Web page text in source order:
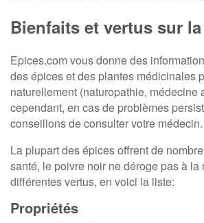
Bienfaits et vertus sur
Epices.com vous donne des
des épices et des plantes médicinales
naturellement (naturopathie, médecine
cependant, en cas de problèmes
conseillons de consulter votre médecin.
La plupart des épices offrent de
santé, le poivre noir ne déroge pas à la
différentes vertus, en voici la liste:
Propriétés